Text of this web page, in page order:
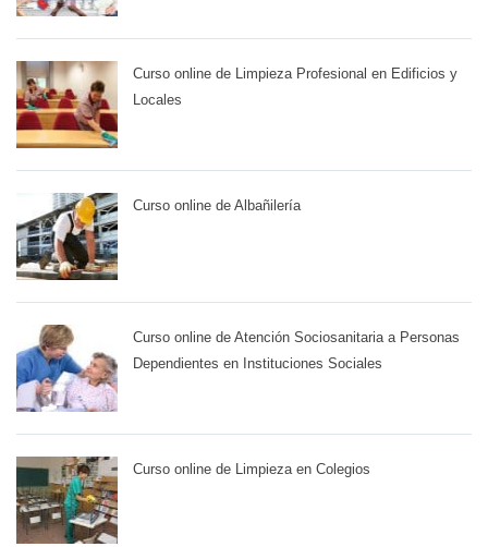
Curso online de Limpieza Profesional en Edificios y
Locales
Curso online de Albañilería
Curso online de Atención Sociosanitaria a Personas
Dependientes en Instituciones Sociales
Curso online de Limpieza en Colegios